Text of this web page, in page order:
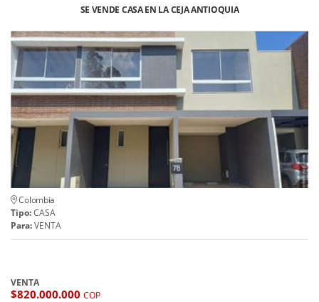
SE VENDE CASA EN LA CEJA ANTIOQUIA
Colombia
Tipo:CASA
Para:VENTA
VENTA
$820.000.000 COP